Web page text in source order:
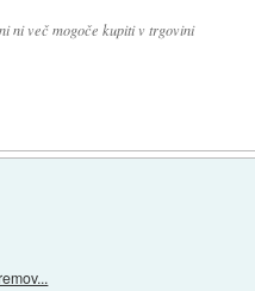
ni več mogoče kupiti v trgovini